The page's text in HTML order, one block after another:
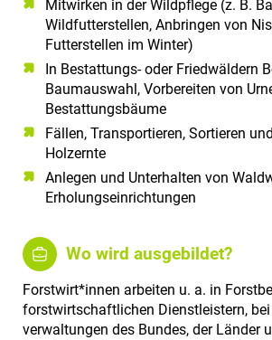
Mitwirken in der Wildpflege (z. B.
Wildfutterstellen, Anbringen von
Futterstellen im Winter)
In Bestattungs- oder Friedwäldern
Baumauswahl, Vorbereiten von
Bestattungsbäume
Fällen, Transportieren, Sortieren
Holzernte
Anlegen und Unterhalten von
Erholungseinrichtungen
Wo wird ausgebildet?
Forstwirt*innen arbeiten u. a. in
forstwirtschaftlichen Dienstleistern,
verwaltungen des Bundes, der Länder